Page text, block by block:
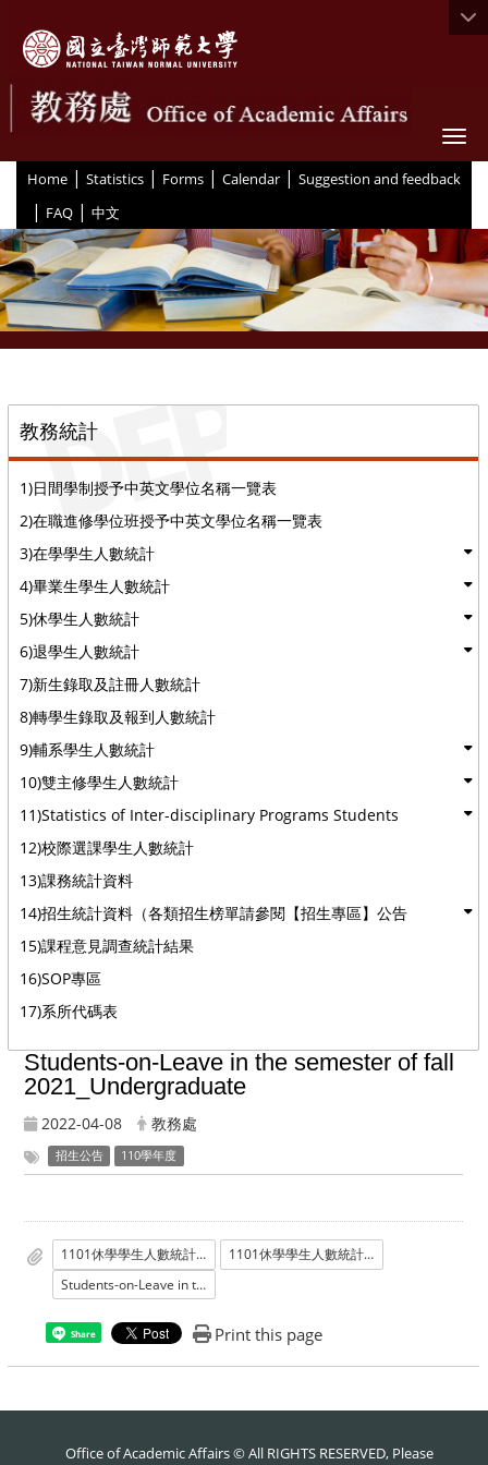
Home | Statistics | Forms | Calendar | Suggestion and feedback
| FAQ | 中文
教務統計
1)日間學制授予中英文學位名稱一覽表
2)在職進修學位班授予中英文學位名稱一覽表
3)在學學生人數統計
4)畢業生學生人數統計
5)休學生人數統計
6)退學生人數統計
7)新生錄取及註冊人數統計
8)轉學生錄取及報到人數統計
9)輔系學生人數統計
10)雙主修學生人數統計
11)Statistics of Inter-disciplinary Programs Students
12)校際選課學生人數統計
13)課務統計資料
14)招生統計資料（各類招生榜單請參閱【招生專區】公告
15)課程意見調查統計結果
16)SOP專區
17)系所代碼表
Students-on-Leave in the semester of fall
2021_Undergraduate
2022-04-08 教務處
招生公告 110學年度
1101休學學生人數統計_學士班
1101休學學生人數統計_學士班
Students-on-Leave in the semester of fall 2021_Undergraduate
Share Print this page
Office of Academic Affairs © All RIGHTS RESERVED, Please